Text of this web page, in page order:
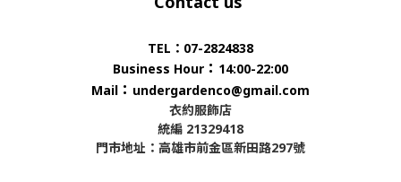
TEL：07-2824838
Business Hour ： 14:00-22:00
Mail ： undergardenco@gmail.com
衣約服飾店
統編 21329418
門市地址：高雄市前金區新田路297號